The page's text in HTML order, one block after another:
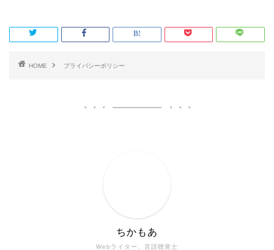
HOME プライバシーポリシー
Webライター、言語聴覚士
ちかもあ